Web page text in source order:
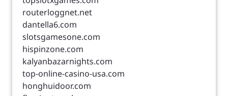
routerloggnet.net
dantella6.com
slotsgamesone.com
hispinzone.com
kalyanbazarnights.com
top-online-casino-usa.com
honghuidoor.com